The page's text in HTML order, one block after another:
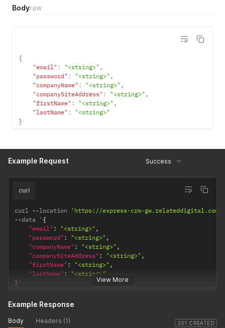
Bodyraw
{
"email" : "<string>" ,
"password" : "<string>" ,
"companyName" : "<string>" ,
"companySiteAddress" : "<string>" ,
"firstName" : "<string>" ,
"lastName" :
"<string>"
}
Example Request Success
View More
curl
curl --location
'https://express-crm-gw.relateddigital.com/
--data ' {
"email" : "<string>" ,
"password" : "<string>" ,
"companyName" : "<string>" ,
"companySiteAddress" : "<string>" ,
"firstName" : "<string>" ,
"lastName" :
"<string>"
} '
201 CREATED
Example Response
Body Headers (1)